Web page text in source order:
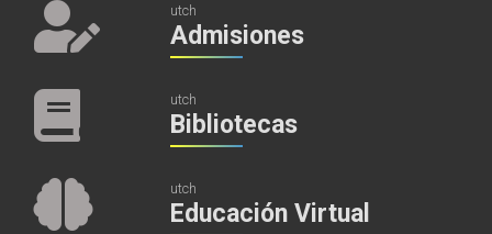
utch
Admisiones
utch
Bibliotecas
utch
Educación Virtual